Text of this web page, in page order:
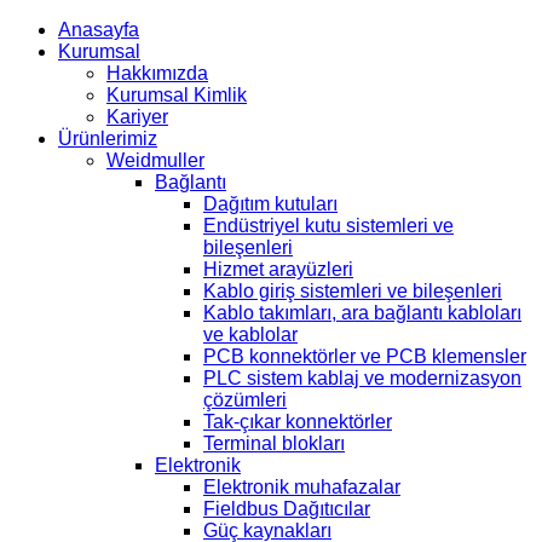
Anasayfa
Kurumsal
Hakkımızda
Kurumsal Kimlik
Kariyer
Ürünlerimiz
Weidmuller
Bağlantı
Dağıtım kutuları
Endüstriyel kutu sistemleri ve
bileşenleri
Hizmet arayüzleri
Kablo giriş sistemleri ve bileşenleri
Kablo takımları, ara bağlantı kabloları
ve kablolar
PCB konnektörler ve PCB klemensler
PLC sistem kablaj ve modernizasyon
çözümleri
Tak-çıkar konnektörler
Terminal blokları
Elektronik
Elektronik muhafazalar
Fieldbus Dağıtıcılar
Güç kaynakları